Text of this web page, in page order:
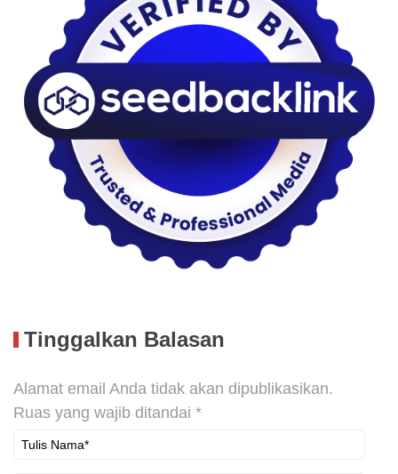
Tinggalkan Balasan
Alamat email Anda tidak akan dipublikasikan.
Ruas yang wajib ditandai *